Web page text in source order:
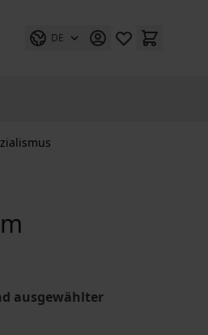
DE
ausgewählter